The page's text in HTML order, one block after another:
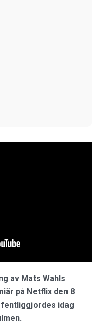
av Mats Wahls
på Netflix den 8
idag